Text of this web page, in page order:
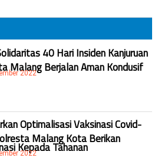
40 Hari Insiden Kanjuruan
Malang Berjalan Aman Kondusif
2022
Optimalisasi Vaksinasi Covid-
Malang Kota Berikan
Kepada Tahanan
2022